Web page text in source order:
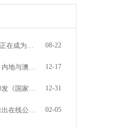
[内蒙古]马文化正在成为内蒙古草原旅游新亮点 08-22
文化和旅游部：内地与澳门文化和旅游合作持续深化 12-17
文化和旅游部印发《国家级旅游度假区管理办法》 12-31
文化和旅游部推出在线公共文化和旅游服务 02-05